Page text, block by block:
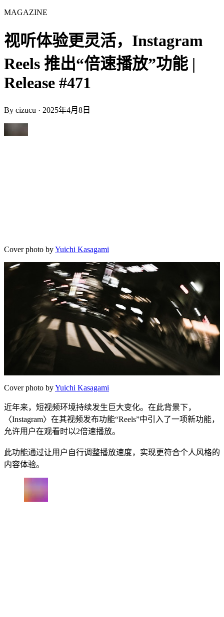
MAGAZINE
视听体验更灵活，Instagram
Reels 推出“倍速播放”功能 |
Release #471
By cizucu · 2025年4月8日
Cover photo byYuichi Kasagami
Cover photo byYuichi Kasagami
近年来，短视频环境持续发生巨大变化。在此背景下，
〈Instagram〉在其视频发布功能“Reels”中引入了一项新功能，
允许用户在观看时以2倍速播放。
此功能通过让用户自行调整播放速度，实现更符合个人风格的
内容体验。